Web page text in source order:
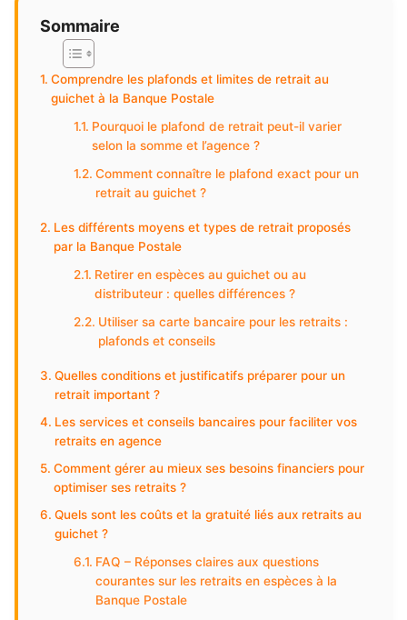
Sommaire
Comprendre les plafonds et limites de retrait au
guichet à la Banque Postale
Pourquoi le plafond de retrait peut-il varier
selon la somme et l’agence ?
Comment connaître le plafond exact pour un
retrait au guichet ?
Les différents moyens et types de retrait proposés
par la Banque Postale
Retirer en espèces au guichet ou au
distributeur : quelles différences ?
Utiliser sa carte bancaire pour les retraits :
plafonds et conseils
Quelles conditions et justificatifs préparer pour un
retrait important ?
Les services et conseils bancaires pour faciliter vos
retraits en agence
Comment gérer au mieux ses besoins financiers pour
optimiser ses retraits ?
Quels sont les coûts et la gratuité liés aux retraits au
guichet ?
FAQ – Réponses claires aux questions
courantes sur les retraits en espèces à la
Banque Postale